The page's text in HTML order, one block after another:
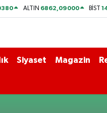
ALTIN 6862,09000 BİST
Siyaset Magazin